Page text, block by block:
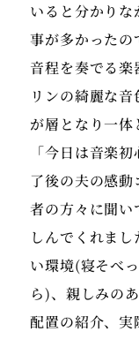
いると分かりな
事が多かったの
音程を奏でる
リンの綺麗な
が層となり一体
「今日は音楽
了後の夫の感
者の方々に聞
しんでくれま
い環境(寝そべ
ら)、親しみの
配置の紹介、